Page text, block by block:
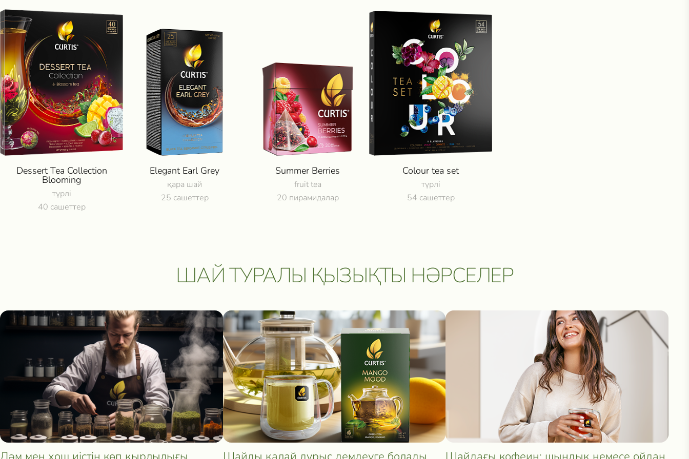
Dessert Tea Collection
Blooming
түрлі
40 сашеттер
Elegant Earl Grey
қара шай
25 сашеттер
Summer Berries
fruit tea
20 пирамидалар
Colour tea set
түрлі
54 сашеттер
ШАЙ ТУРАЛЫ ҚЫЗЫҚТЫ НӘРСЕЛЕР